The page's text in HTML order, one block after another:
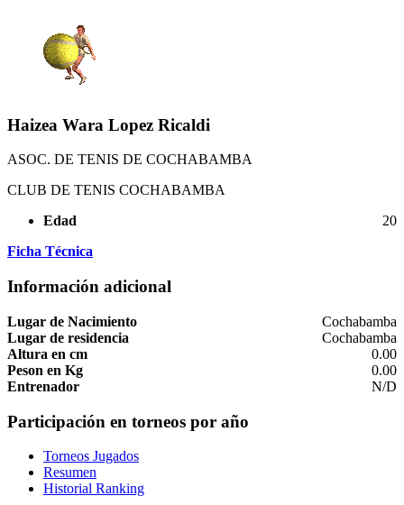
Haizea Wara Lopez Ricaldi
ASOC. DE TENIS DE COCHABAMBA
CLUB DE TENIS COCHABAMBA
Edad
20
Ficha Técnica
Información adicional
Lugar de Nacimiento
Cochabamba
Lugar de residencia
Cochabamba
Altura en cm
0.00
Peson en Kg
0.00
Entrenador
N/D
Participación en torneos por año
Torneos Jugados
Resumen
Historial Ranking